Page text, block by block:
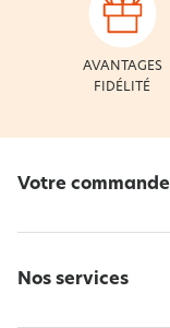
AVANTAGES
FIDÉLITÉ
Votre commande
Nos services